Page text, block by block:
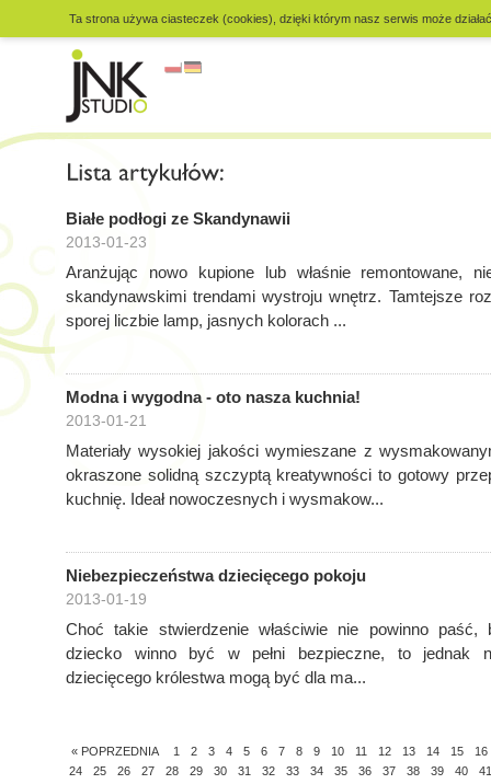
Ta strona używa ciasteczek (cookies), dzięki którym nasz serwis może
Białe podłogi ze Skandynawii
2013-01-23
Aranżując nowo kupione lub właśnie remontowane,
skandynawskimi trendami wystroju wnętrz. Tamtejsze
sporej liczbie lamp, jasnych kolorach ...
Modna i wygodna - oto nasza kuchnia!
2013-01-21
Materiały wysokiej jakości wymieszane z
okraszone solidną szczyptą kreatywności to gotowy
kuchnię. Ideał nowoczesnych i wysmakow...
Niebezpieczeństwa dziecięcego pokoju
2013-01-19
Choć takie stwierdzenie właściwie nie powinno paść,
dziecko winno być w pełni bezpieczne, to jednak
dziecięcego królestwa mogą być dla ma...
« POPRZEDNIA 1 2 3 4 5 6 7 8 9 10 11 12 13 14 15
16
24
25 26 27 28 29 30 31 32 33 34 35 36 37 38 39 40
41